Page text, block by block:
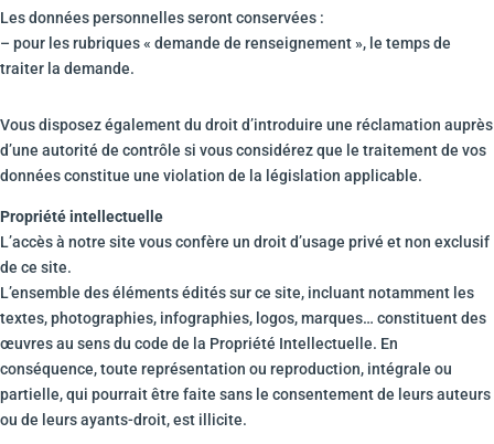
Les données personnelles seront conservées :
– pour les rubriques « demande de renseignement », le temps de
traiter la demande.
Vous disposez également du droit d’introduire une réclamation auprès
d’une autorité de contrôle si vous considérez que le traitement de vos
données constitue une violation de la législation applicable.
Propriété intellectuelle
L’accès à notre site vous confère un droit d’usage privé et non exclusif
de ce site.
L’ensemble des éléments édités sur ce site, incluant notamment les
textes, photographies, infographies, logos, marques… constituent des
œuvres au sens du code de la Propriété Intellectuelle. En
conséquence, toute représentation ou reproduction, intégrale ou
partielle, qui pourrait être faite sans le consentement de leurs auteurs
ou de leurs ayants-droit, est illicite.